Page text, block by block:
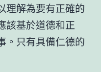
理解為要有正確的
該基於道德和正
。只有具備仁德的